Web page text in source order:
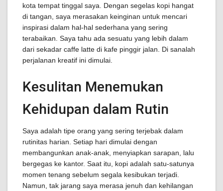
kota tempat tinggal saya. Dengan segelas kopi hangat
di tangan, saya merasakan keinginan untuk mencari
inspirasi dalam hal-hal sederhana yang sering
terabaikan. Saya tahu ada sesuatu yang lebih dalam
dari sekadar caffe latte di kafe pinggir jalan. Di sanalah
perjalanan kreatif ini dimulai.
Kesulitan Menemukan
Kehidupan dalam Rutin
Saya adalah tipe orang yang sering terjebak dalam
rutinitas harian. Setiap hari dimulai dengan
membangunkan anak-anak, menyiapkan sarapan, lalu
bergegas ke kantor. Saat itu, kopi adalah satu-satunya
momen tenang sebelum segala kesibukan terjadi.
Namun, tak jarang saya merasa jenuh dan kehilangan